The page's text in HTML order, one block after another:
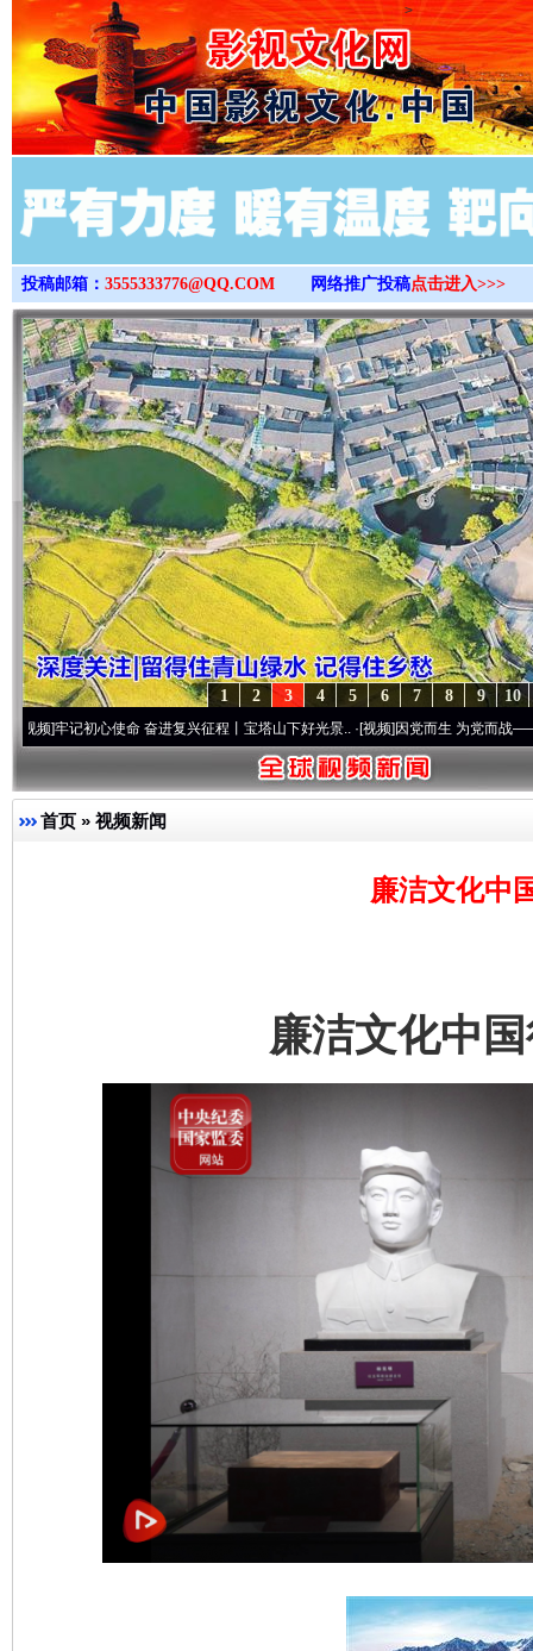
>
投稿邮箱： 3555333776@QQ.COM 网络推广投稿点击进入>>>
10
9
8
7
6
5
4
3
2
1
初心使命 奋进复兴征程丨宝塔山下好光景..·[视频]因党而生 为党而战——百年“纪”
首页 » 视频新闻
廉洁文化中
廉洁文化中